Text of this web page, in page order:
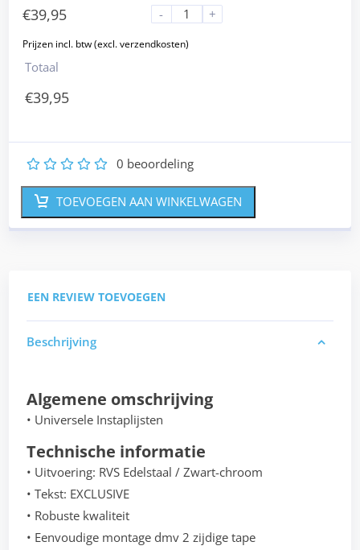
€39,95
-
+
Totaal
€39,95
5
4
3
2 0 beoordeling
TOEVOEGEN AAN WINKELWAGEN
EEN REVIEW TOEVOEGEN
Beschrijving
Algemene omschrijving
• Universele Instaplijsten
Technische informatie
• Uitvoering: RVS Edelstaal / Zwart-chroom
• Tekst: EXCLUSIVE
• Robuste kwaliteit
• Eenvoudige montage dmv 2 zijdige tape